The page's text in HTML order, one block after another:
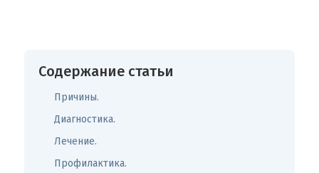
Содержание статьи
Причины.
Диагностика.
Лечение.
Профилактика.